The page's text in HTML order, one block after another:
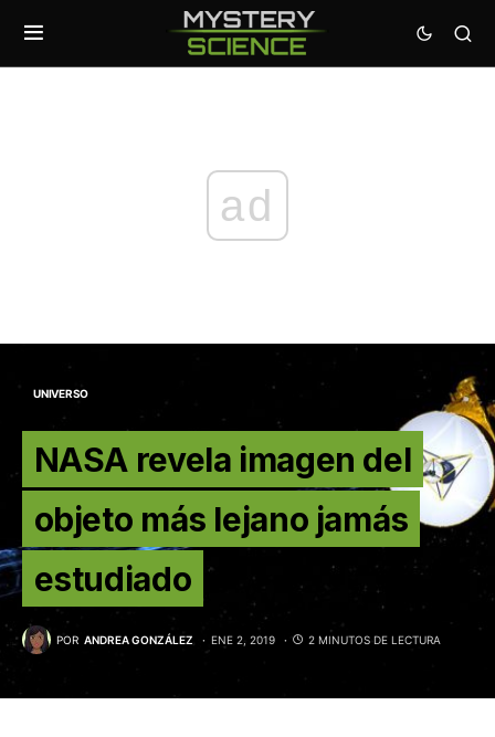
ad
UNIVERSO
NASA revela imagen del
objeto más lejano jamás
estudiado
POR ANDREA GONZÁLEZ ENE 2, 2019 2 MINUTOS DE LECTURA